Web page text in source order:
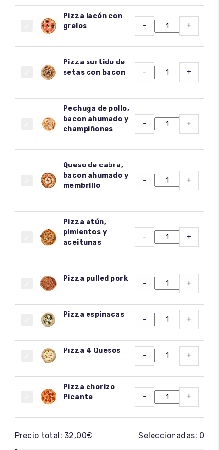
Pizza lacón con
grelos
- +
Pizza surtido de
setas con bacon
- +
Pechuga de pollo,
bacon ahumado y
champiñones
- +
Queso de cabra,
bacon ahumado y
membrillo
- +
Pizza atún,
pimientos y
aceitunas
- +
Pizza pulled pork
- +
Pizza espinacas
- +
Pizza 4 Quesos
- +
Pizza chorizo
Picante
- +
Precio total: 32,00€ Seleccionadas: 0